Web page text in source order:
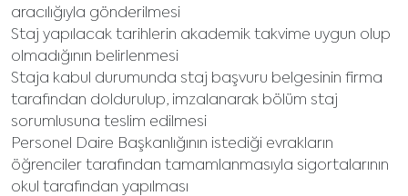
aracılığıyla gönderilmesi
Staj yapılacak tarihlerin akademik takvime uygun olup
olmadığının belirlenmesi
Staja kabul durumunda staj başvuru belgesinin firma
tarafından doldurulup, imzalanarak bölüm staj
sorumlusuna teslim edilmesi
Personel Daire Başkanlığının istediği evrakların
öğrenciler tarafından tamamlanmasıyla sigortalarının
okul tarafından yapılması